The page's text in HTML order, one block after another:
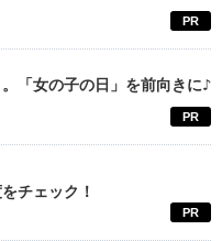
PR
「女の子の日」を前向きに♪
PR
チェック！
PR